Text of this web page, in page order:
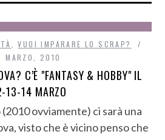
,VUOI IMPARARE LO SCRAP?
MARZO, 2010
C’È "FANTASY & HOBBY" IL
13-14 MARZO
ovviamente) ci sarà una
visto che è vicino penso che